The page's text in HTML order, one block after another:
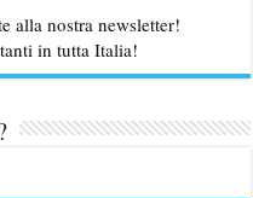
alla nostra newsletter!
in tutta Italia!